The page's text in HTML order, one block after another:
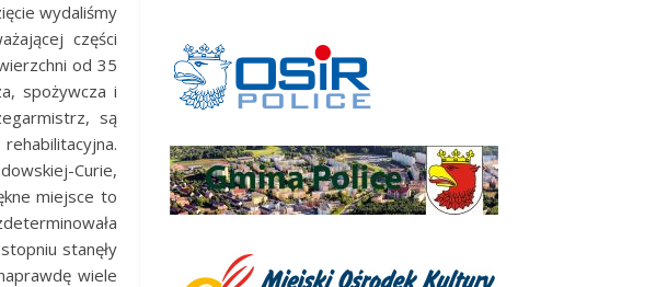
wydaliśmy
części
od 35
spożywcza i
są
Curie,
miejsce to
stanęły
wiele